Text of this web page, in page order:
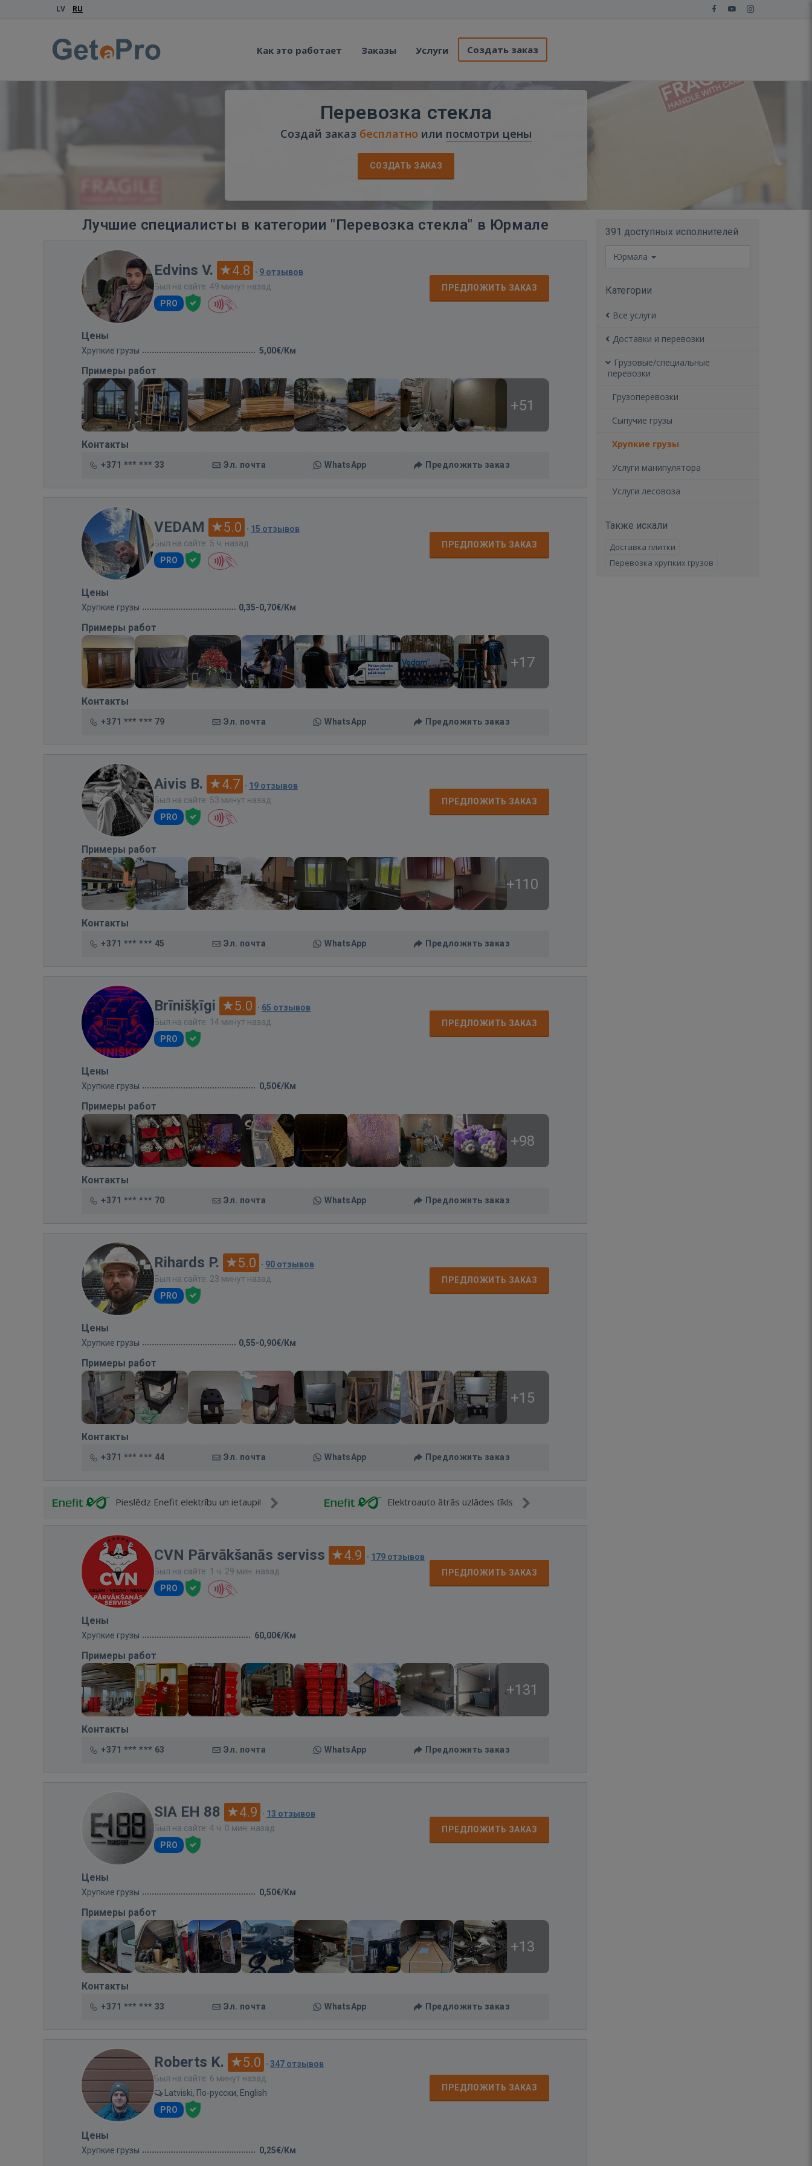
LV RU
Как это работает Заказы Услуги Создать заказ
Перевозка стекла
Создай заказ бесплатно или посмотри цены
СОЗДАТЬ ЗАКАЗ
Лучшие специалисты в категории "Перевозка стекла" в Юрмале
Edvins V. 4.8 · 9 отзывов
Был на сайте: 49 минут назад
PRO
ПРЕДЛОЖИТЬ ЗАКАЗ
Цены
Хрупкие грузы 5,00€/Км
Примеры работ
+51
Контакты
+371 *** *** 33 Эл. почта WhatsApp Предложить заказ
VEDAM 5.0 · 15 отзывов
Был на сайте: 5 ч. назад
PRO
ПРЕДЛОЖИТЬ ЗАКАЗ
Цены
Хрупкие грузы 0,35-0,70€/Км
Примеры работ
+17
Контакты
+371 *** *** 79 Эл. почта WhatsApp Предложить заказ
Aivis B. 4.7 · 19 отзывов
Был на сайте: 53 минут назад
PRO
ПРЕДЛОЖИТЬ ЗАКАЗ
Примеры работ
+110
Контакты
+371 *** *** 45 Эл. почта WhatsApp Предложить заказ
Brīnišķīgi 5.0 · 65 отзывов
Был на сайте: 14 минут назад
PRO
ПРЕДЛОЖИТЬ ЗАКАЗ
Цены
Хрупкие грузы 0,50€/Км
Примеры работ
+98
Контакты
+371 *** *** 70 Эл. почта WhatsApp Предложить заказ
Rihards P. 5.0 · 90 отзывов
Был на сайте: 23 минут назад
PRO
ПРЕДЛОЖИТЬ ЗАКАЗ
Цены
Хрупкие грузы 0,55-0,90€/Км
Примеры работ
+15
Контакты
+371 *** *** 44 Эл. почта WhatsApp Предложить заказ
Pieslēdz Enefit elektrību un ietaupi! Elektroauto ātrās uzlādes tīkls
CVN Pārvākšanās serviss 4.9 · 179 отзывов
Был на сайте: 1 ч. 29 мин. назад
PRO
ПРЕДЛОЖИТЬ ЗАКАЗ
Цены
Хрупкие грузы 60,00€/Км
Примеры работ
+131
Контакты
+371 *** *** 63 Эл. почта WhatsApp Предложить заказ
SIA EH 88 4.9 · 13 отзывов
Был на сайте: 4 ч. 0 мин. назад
PRO
ПРЕДЛОЖИТЬ ЗАКАЗ
Цены
Хрупкие грузы 0,50€/Км
Примеры работ
+13
Контакты
+371 *** *** 33 Эл. почта WhatsApp Предложить заказ
Roberts K. 5.0 · 347 отзывов
Был на сайте: 6 минут назад
Latviski, По-русски, English
PRO
ПРЕДЛОЖИТЬ ЗАКАЗ
Цены
Хрупкие грузы 0,25€/Км
391 доступных исполнителей
Юрмала
Категории
Все услуги
Доставки и перевозки
Грузовые/специальные
перевозки
Грузоперевозки
Сыпучие грузы
Хрупкие грузы
Услуги манипулятора
Услуги лесовоза
Также искали
Доставка плитки
Перевозка хрупких грузов